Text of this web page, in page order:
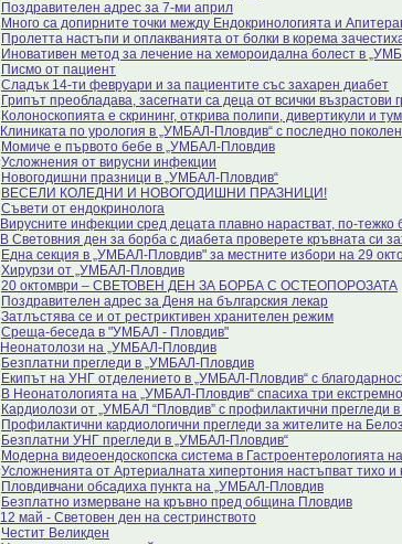
Поздравителен адрес за 7-ми април
Много са допирните точки между Ендокринологията и
Пролетта настъпи и оплакванията от болки в корема
Иновативен метод за лечение на хемороидална болест в
Писмо от пациент
Сладък 14-ти февруари и за пациентите със захарен диабет
Грипът преобладава, засегнати са деца от всички възрастови
Колоноскопията е скрининг, открива полипи, дивертикули и
Клиниката по урология в „УМБАЛ-Пловдив“ с последно
Момиче е първото бебе в „УМБАЛ-Пловдив
Усложнения от вирусни инфекции
Новогодишни празници в „УМБАЛ-Пловдив“
ВЕСЕЛИ КОЛЕДНИ И НОВОГОДИШНИ ПРАЗНИЦИ!
Съвети от ендокринолога
Вирусните инфекции сред децата плавно нарастват, по-тежко
В Световния ден за борба с диабета проверете кръвната си
Една секция в „УМБАЛ-Пловдив" за местните избори на 29
Хирурзи от „УМБАЛ-Пловдив
20 октомври – СВЕТОВЕН ДЕН ЗА БОРБА С ОСТЕОПОРОЗАТА
Поздравителен адрес за Деня на българския лекар
Затлъстява се и от рестриктивен хранителен режим
Среща-беседа в "УМБАЛ - Пловдив"
Неонатолози на „УМБАЛ-Пловдив
Безплатни прегледи в „УМБАЛ-Пловдив
Екипът на УНГ отделението в „УМБАЛ-Пловдив“ с
В Неонатологията на „УМБАЛ-Пловдив“ спасиха три
Кардиолози от „УМБАЛ “Пловдив” с профилактични прегледи
Профилактични кардиологични прегледи за жителите на
Безплатни УНГ прегледи в „УМБАЛ-Пловдив“
Модерна видеоендоскопска система в Гастроентерологията
Усложненията от Артериалната хипертония настъпват тихо и
Пловдивчани обсадиха пункта на „УМБАЛ-Пловдив
Безплатно измерване на кръвно пред община Пловдив
12 май - Световен ден на сестринството
Честит Великден